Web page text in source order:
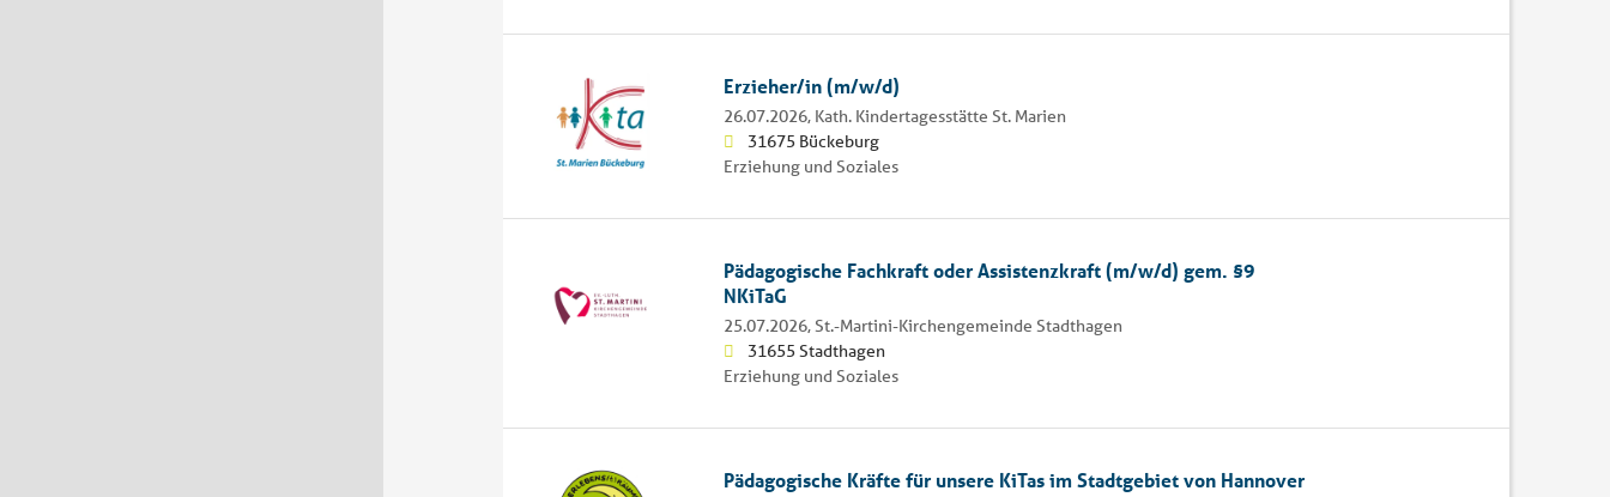
Erzieher/in (m/w/d)
26.07.2026, Kath. Kindertagesstätte St. Marien
31675 Bückeburg
Erziehung und Soziales
Pädagogische Fachkraft oder Assistenzkraft (m/w/d) gem. §9
NKiTaG
25.07.2026, St.-Martini-Kirchengemeinde Stadthagen
31655 Stadthagen
Erziehung und Soziales
Pädagogische Kräfte für unsere KiTas im Stadtgebiet von Hannover